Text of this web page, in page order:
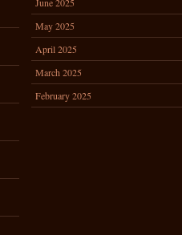
May 2025
April 2025
March 2025
February 2025